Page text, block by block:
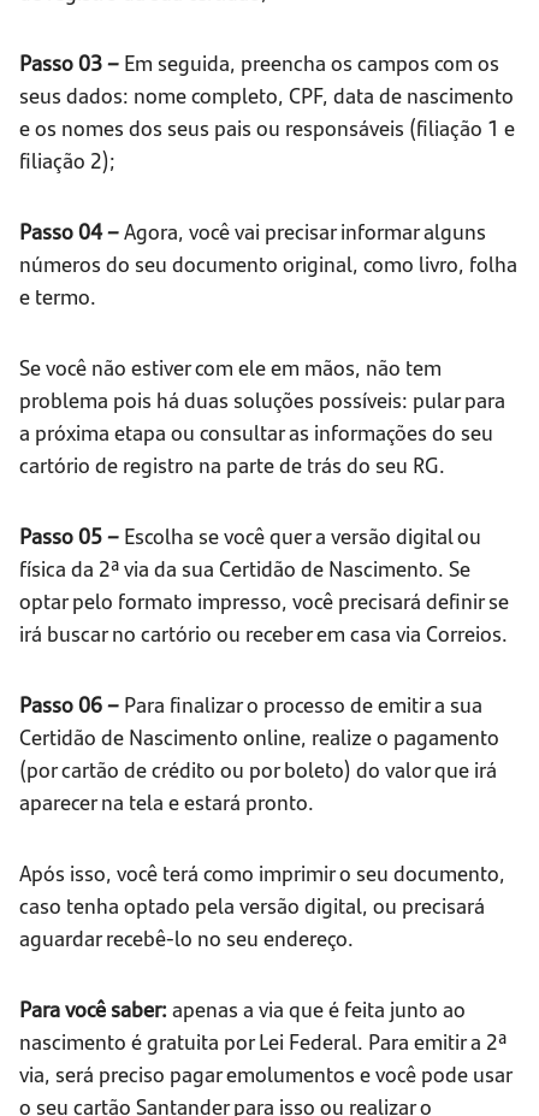
Passo 03 – Em seguida, preencha os campos com os
seus dados: nome completo, CPF, data de nascimento
e os nomes dos seus pais ou responsáveis (filiação 1 e
filiação 2);
Passo 04 –Agora, você vai precisar informar alguns
números do seu documento original, como livro, folha
e termo.
Se você não estiver com ele em mãos, não tem
problema pois há duas soluções possíveis: pular para
a próxima etapa ou consultar as informações do seu
cartório de registro na parte de trás do seu RG.
Passo 05 – Escolha se você quer a versão digital ou
física da 2ª via da sua Certidão de Nascimento. Se
optar pelo formato impresso, você precisará definir se
irá buscar no cartório ou receber em casa via Correios.
Passo 06 – Para finalizar o processo de emitir a sua
Certidão de Nascimento online, realize o pagamento
(por cartão de crédito ou por boleto) do valor que irá
aparecer na tela e estará pronto.
Após isso, você terá como imprimir o seu documento,
caso tenha optado pela versão digital, ou precisará
aguardar recebê-lo no seu endereço.
Para você saber: apenas a via que é feita junto ao
nascimento é gratuita por Lei Federal. Para emitir a 2ª
via, será preciso pagar emolumentos e você pode usar
o seu cartão Santander para isso ou realizar o